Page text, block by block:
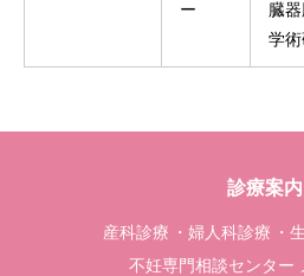
ー
臓
学
診療案内
産科診療 婦人科診療
不妊専門相談センター